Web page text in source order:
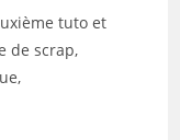
tuto et
de scrap,